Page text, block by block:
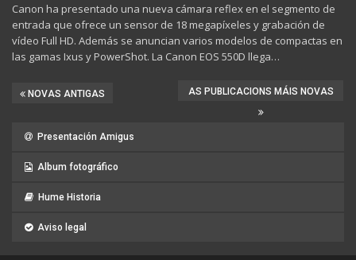
Canon ha presentado una nueva cámara reflex en el segmento de
entrada que ofrece un sensor de 18 megapíxeles y grabación de
vídeo Full HD. Además se anuncian varios modelos de compactas en
las gamas Ixus y PowerShot. La Canon EOS 550D llega…
NOVAS ANTIGAS AS PUBLICACIONS MÁIS NOVAS
Presentación Amigus
Album fotográfico
Hume Historia
Aviso legal